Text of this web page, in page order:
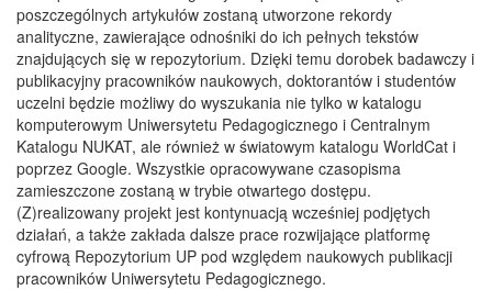
poszczególnych artykułów zostaną utworzone rekordy
analityczne, zawierające odnośniki do ich pełnych tekstów
znajdujących się w repozytorium. Dzięki temu dorobek badawczy i
publikacyjny pracowników naukowych, doktorantów i studentów
uczelni będzie możliwy do wyszukania nie tylko w katalogu
komputerowym Uniwersytetu Pedagogicznego i Centralnym
Katalogu NUKAT, ale również w światowym katalogu WorldCat i
poprzez Google. Wszystkie opracowywane czasopisma
zamieszczone zostaną w trybie otwartego dostępu.
(Z)realizowany projekt jest kontynuacją wcześniej podjętych
działań, a także zakłada dalsze prace rozwijające platformę
cyfrową Repozytorium UP pod względem naukowych publikacji
pracowników Uniwersytetu Pedagogicznego.